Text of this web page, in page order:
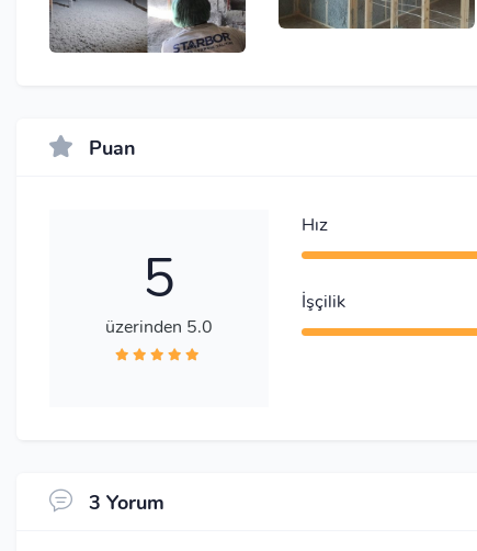
Puan
5
üzerinden 5.0
Hız
İşçilik
3 Yorum